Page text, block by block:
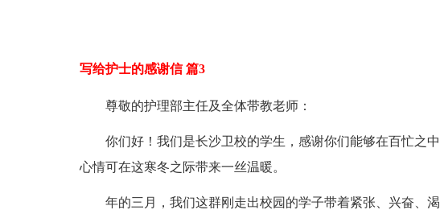
写给护士的感谢信 篇3
尊敬的护理部主任及全体带教老师：
你们好！我们是长沙卫校的学生，感谢你们能够在百忙之
心情可在这寒冬之际带来一丝温暖。
年的三月，我们这群刚走出校园的学子带着紧张、兴奋、